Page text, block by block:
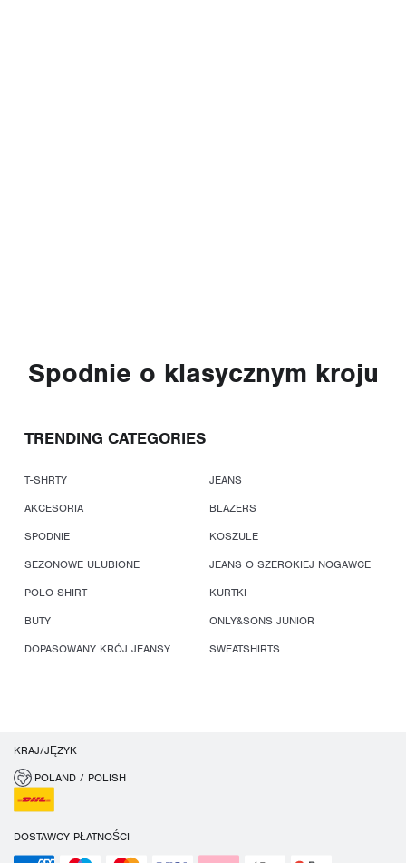
Spodnie o klasycznym kroju
TRENDING CATEGORIES
T-SHRTY
JEANS
AKCESORIA
BLAZERS
SPODNIE
KOSZULE
SEZONOWE ULUBIONE
JEANS O SZEROKIEJ NOGAWCE
POLO SHIRT
KURTKI
BUTY
ONLY&SONS JUNIOR
DOPASOWANY KRÓJ JEANSY
SWEATSHIRTS
KRAJ/JĘZYK
POLAND / POLISH
DOSTAWCY PŁATNOŚCI